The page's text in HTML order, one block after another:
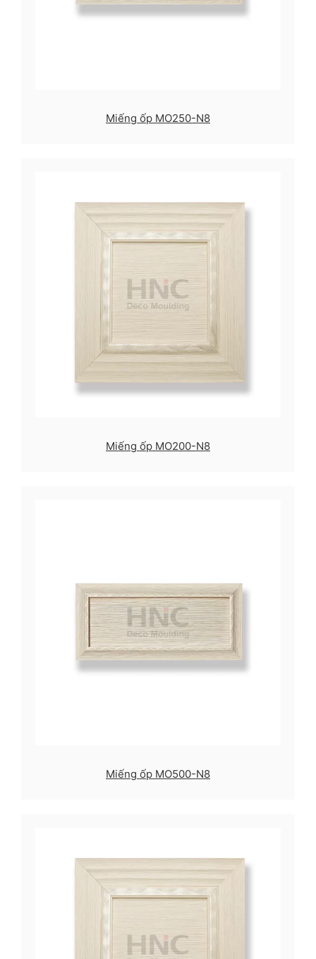
Miếng ốp MO250-N8
Miếng ốp MO200-N8
Miếng ốp MO500-N8